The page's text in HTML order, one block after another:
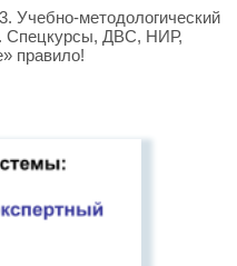
Учебно-методологический
Спецкурсы, ДВС, НИР,
правило!